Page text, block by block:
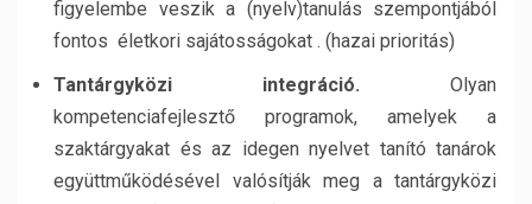
figyelembe veszik a (nyelv)tanulás szempontjából
fontos életkori sajátosságokat . (hazai prioritás)
Tantárgyközi integráció. Olyan
kompetenciafejlesztő programok, amelyek a
szaktárgyakat és az idegen nyelvet tanító tanárok
együttműködésével valósítják meg a tantárgyközi